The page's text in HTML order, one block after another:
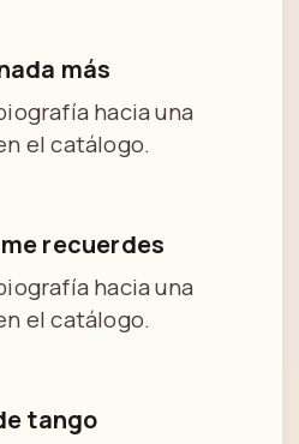
más
hacia una
el catálogo.
recuerdes
hacia una
el catálogo.
tango